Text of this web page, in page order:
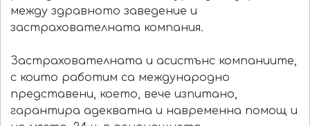
между здравното заведение и
застрахователната компания.
Застрахователната и асистънс компаниите,
с които работим са международно
представени, което, вече изпитано,
гарантира адекватна и навременна помощ и